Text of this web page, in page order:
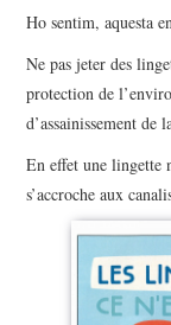
Ho sentim, aquesta
Ne pas jeter des
protection de
d’assainissement de
En effet une lingette
s’accroche aux